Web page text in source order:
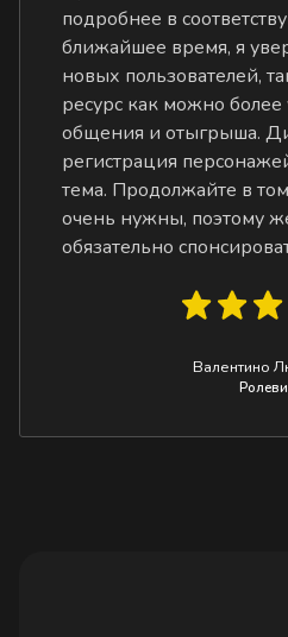
подробнее в
ближайшее время, я
новых пользователей,
ресурс как можно
общения и отыгрыша.
регистрация
тема. Продолжайте в
очень нужны, поэтому
обязательно
Валентино